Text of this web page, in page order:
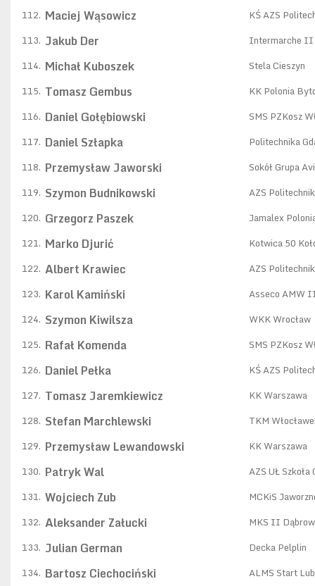
112. Maciej Wąsowicz
KŚ AZS
113. Jakub Der
Intermarche II
114. Michał Kuboszek
Stela Cieszyn
115. Tomasz Gembus
KK Polonia
116. Daniel Gołębiowski
SMS PZKosz
117. Daniel Szłapka
Politechnika
118. Przemysław Jaworski
Sokół Grupa
119. Szymon Budnikowski
AZS
120. Grzegorz Paszek
Jamalex
121. Marko Djurić
Kotwica 50
122. Albert Krawiec
AZS
123. Karol Kamiński
Asseco AMW
124. Szymon Kiwilsza
WKK Wrocław
125. Rafał Komenda
SMS PZKosz
126. Daniel Pełka
KŚ AZS
127. Tomasz Jaremkiewicz
KK Warszawa
128. Stefan Marchlewski
TKM
129. Przemysław Lewandowski
KK Warszawa
130. Patryk Wal
AZS UŁ
131. Wojciech Zub
MCKiS
132. Aleksander Załucki
MKS II
133. Julian German
Decka Pelplin
134. Bartosz Ciechociński
ALMS Start